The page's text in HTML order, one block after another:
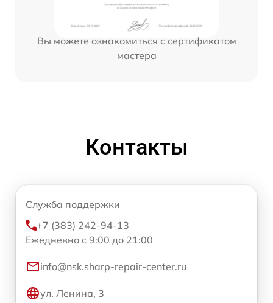
Вы можете ознакомиться с сертификатом
мастера
Контакты
Служба поддержки
+7 (383) 242-94-13
Ежедневно с 9:00 до 21:00
info@nsk.sharp-repair-center.ru
ул. Ленина, 3